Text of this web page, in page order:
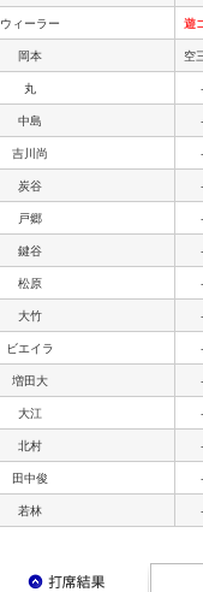
ウィーラー
遊
岡本
空
丸
-
中島
-
吉川尚
-
炭谷
-
戸郷
-
鍵谷
-
松原
-
大竹
-
ビエイラ
-
増田大
-
大江
-
北村
-
田中俊
-
若林 -